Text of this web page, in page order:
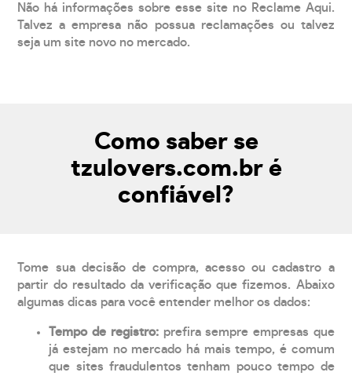
Não há informações sobre esse site no Reclame Aqui.
Talvez a empresa não possua reclamações ou talvez
seja um site novo no mercado.
Como saber se
tzulovers.com.br é
confiável?
Tome sua decisão de compra, acesso ou cadastro a
partir do resultado da verificação que fizemos. Abaixo
algumas dicas para você entender melhor os dados:
Tempo de registro: prefira sempre empresas que
já estejam no mercado há mais tempo, é comum
que sites fraudulentos tenham pouco tempo de